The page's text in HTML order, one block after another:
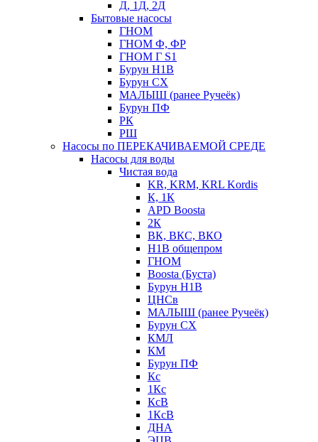
Д, 1Д, 2Д
Бытовые насосы
ГНОМ
ГНОМ Ф, ФР
ГНОМ Г S1
Бурун Н1В
Бурун СХ
МАЛЫШ (ранее Ручеёк)
Бурун ПФ
РК
РШ
Насосы по ПЕРЕКАЧИВАЕМОЙ СРЕДЕ
Насосы для воды
Чистая вода
KR, KRM, KRL Kordis
К, 1К
APD Boosta
2К
ВК, ВКС, ВКО
Н1В общепром
ГНОМ
Boosta (Буста)
Бурун Н1В
ЦНСв
МАЛЫШ (ранее Ручеёк)
Бурун СХ
КМЛ
КМ
Бурун ПФ
Кс
1Кс
КсВ
1КсВ
ДНА